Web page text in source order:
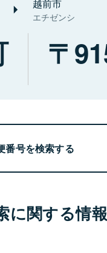
越前市
エチゼンシ
番号を検索する
に関する情報